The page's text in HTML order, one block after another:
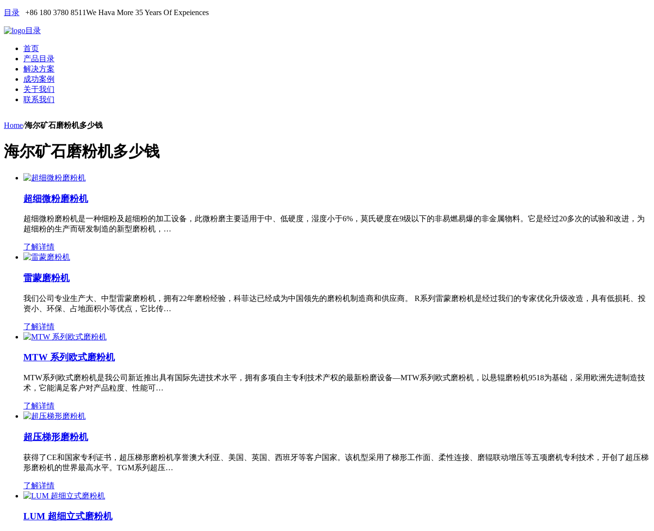
目录 +86 180 3780 8511We Hava More 35 Years Of Expeiences
目录
首页
产品目录
解决方案
成功案例
关于我们
联系我们
Home/海尔矿石磨粉机多少钱
海尔矿石磨粉机多少钱
超细微粉磨粉机
超细微粉磨粉机是一种细粉及超细粉的加工设备，此微粉磨主要适用于中、低硬度，湿度小于6%，莫氏硬度在9级以下的非易燃易爆的非金属物料。它是经过20多次的试验和改进，为
超细粉的生产而研发制造的新型磨粉机，…
了解详情
雷蒙磨粉机
我们公司专业生产大、中型雷蒙磨粉机，拥有22年磨粉经验，科菲达已经成为中国领先的磨粉机制造商和供应商。 R系列雷蒙磨粉机是经过我们的专家优化升级改造，具有低损耗、投
资小、环保、占地面积小等优点，它比传…
了解详情
MTW 系列欧式磨粉机
MTW系列欧式磨粉机是我公司新近推出具有国际先进技术水平，拥有多项自主专利技术产权的最新粉磨设备—MTW系列欧式磨粉机，以悬辊磨粉机9518为基础，采用欧洲先进制造技
术，它能满足客户对产品粒度、性能可…
了解详情
超压梯形磨粉机
获得了CE和国家专利证书，超压梯形磨粉机享誉澳大利亚、美国、英国、西班牙等客户国家。该机型采用了梯形工作面、柔性连接、磨辊联动增压等五项磨机专利技术，开创了超压梯
形磨粉机的世界最高水平。TGM系列超压…
了解详情
LUM 超细立式磨粉机